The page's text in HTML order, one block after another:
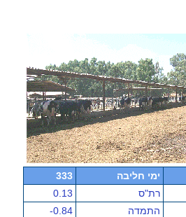
ימי חליבה
333
רת"ס
0.13
התמדה -0.84